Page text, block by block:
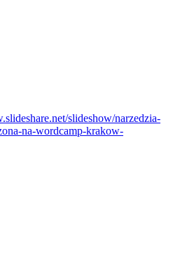
slideshow/narzedzia-
na-wordcamp-krakow-